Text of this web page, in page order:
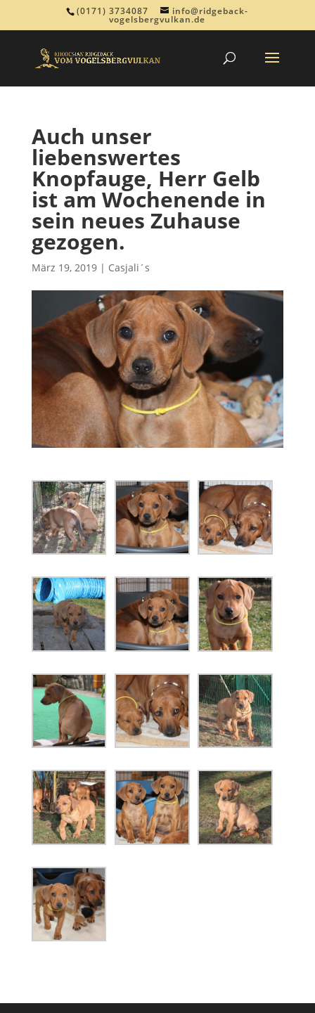
(0171) 3734087 info@ridgeback-
vogelsbergvulkan.de
Auch unser
liebenswertes
Knopfauge, Herr Gelb
ist am Wochenende in
sein neues Zuhause
gezogen.
März 19, 2019| Casjali´s